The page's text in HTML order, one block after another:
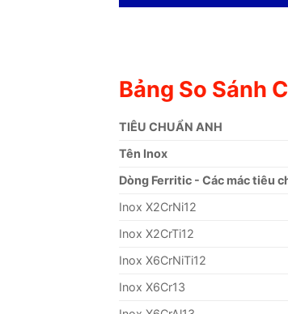
Bảng So Sánh
TIÊU CHUẨN ANH
Tên Inox
Dòng Ferritic - Các mác tiêu
Inox X2CrNi12
Inox X2CrTi12
Inox X6CrNiTi12
Inox X6Cr13